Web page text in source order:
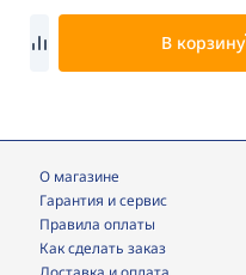
В корзину
О магазине
Гарантия и сервис
Правила оплаты
Как сделать заказ